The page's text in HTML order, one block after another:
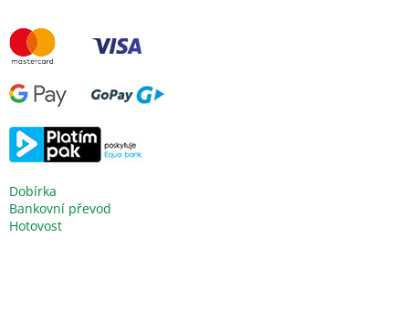
Dobírka
Bankovní převod
Hotovost